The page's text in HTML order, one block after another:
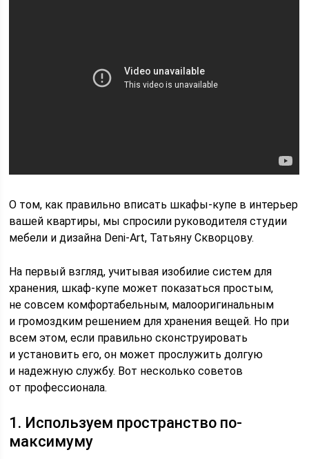
О том, как правильно вписать шкафы-купе в интерьер
вашей квартиры, мы спросили руководителя студии
мебели и дизайна Deni-Art, Татьяну Скворцову.
На первый взгляд, учитывая изобилие систем для
хранения, шкаф-купе может показаться простым,
не совсем комфортабельным, малооригинальным
и громоздким решением для хранения вещей. Но при
всем этом, если правильно сконструировать
и установить его, он может прослужить долгую
и надежную службу. Вот несколько советов
от профессионала.
1. Используем пространство по-
максимуму